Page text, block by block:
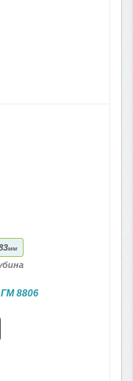
мм
ГМ 8806